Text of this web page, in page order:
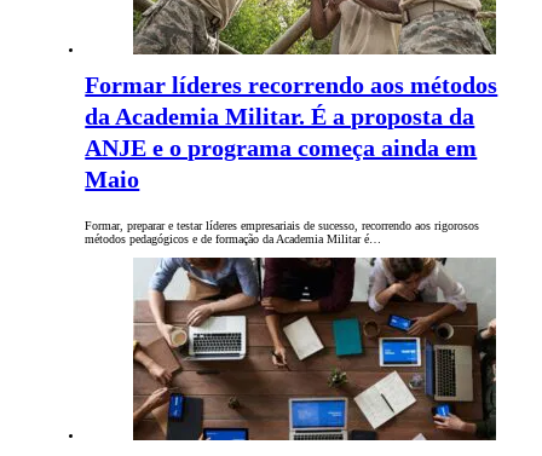
Formar líderes recorrendo aos métodos
da Academia Militar. É a proposta da
ANJE e o programa começa ainda em
Maio
Formar, preparar e testar líderes empresariais de sucesso, recorrendo aos rigorosos
métodos pedagógicos e de formação da Academia Militar é…